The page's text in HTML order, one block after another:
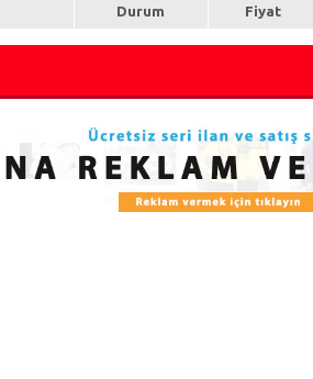
Durum Fiyat